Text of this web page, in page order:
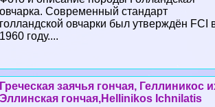
овчарка. Современный стандарт
голландской овчарки был утверждён FCI
1960 году....
Греческая заячья гончая, Геллиникос
Эллинская гончая,Hellinikos Ichnilatis